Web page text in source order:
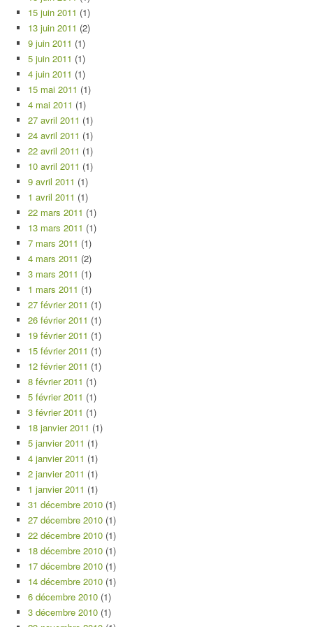
15 juin 2011 (1)
13 juin 2011 (2)
9 juin 2011 (1)
5 juin 2011 (1)
4 juin 2011 (1)
15 mai 2011 (1)
4 mai 2011 (1)
27 avril 2011 (1)
24 avril 2011 (1)
22 avril 2011 (1)
10 avril 2011 (1)
9 avril 2011 (1)
1 avril 2011 (1)
22 mars 2011 (1)
13 mars 2011 (1)
7 mars 2011 (1)
4 mars 2011 (2)
3 mars 2011 (1)
1 mars 2011 (1)
27 février 2011 (1)
26 février 2011 (1)
19 février 2011 (1)
15 février 2011 (1)
12 février 2011 (1)
8 février 2011 (1)
5 février 2011 (1)
3 février 2011 (1)
18 janvier 2011 (1)
5 janvier 2011 (1)
4 janvier 2011 (1)
2 janvier 2011 (1)
1 janvier 2011 (1)
31 décembre 2010 (1)
27 décembre 2010 (1)
22 décembre 2010 (1)
18 décembre 2010 (1)
17 décembre 2010 (1)
14 décembre 2010 (1)
6 décembre 2010 (1)
3 décembre 2010 (1)